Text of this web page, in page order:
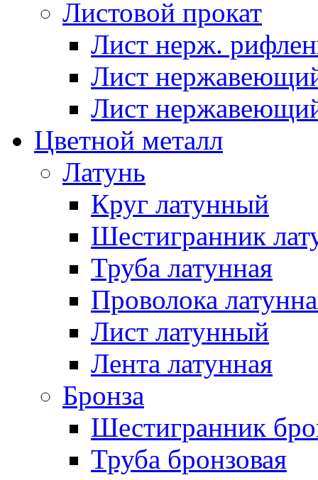
Листовой прокат
Лист нерж.
Лист
Лист
Цветной металл
Латунь
Круг латунный
Шестигранник
Труба латунная
Проволока
Лист латунный
Лента латунная
Бронза
Шестигранник
Труба бронзовая